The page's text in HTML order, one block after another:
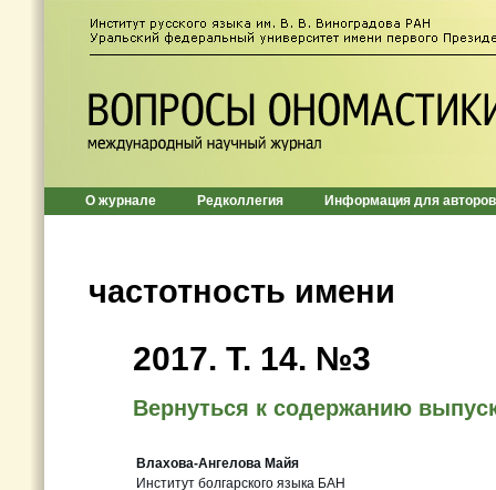
О журнале Редколлегия Информация для авторов
частотность имени
2017. T. 14. №3
Вернуться к содержанию
Влахова-Ангелова Майя
Институт болгарского языка БАН